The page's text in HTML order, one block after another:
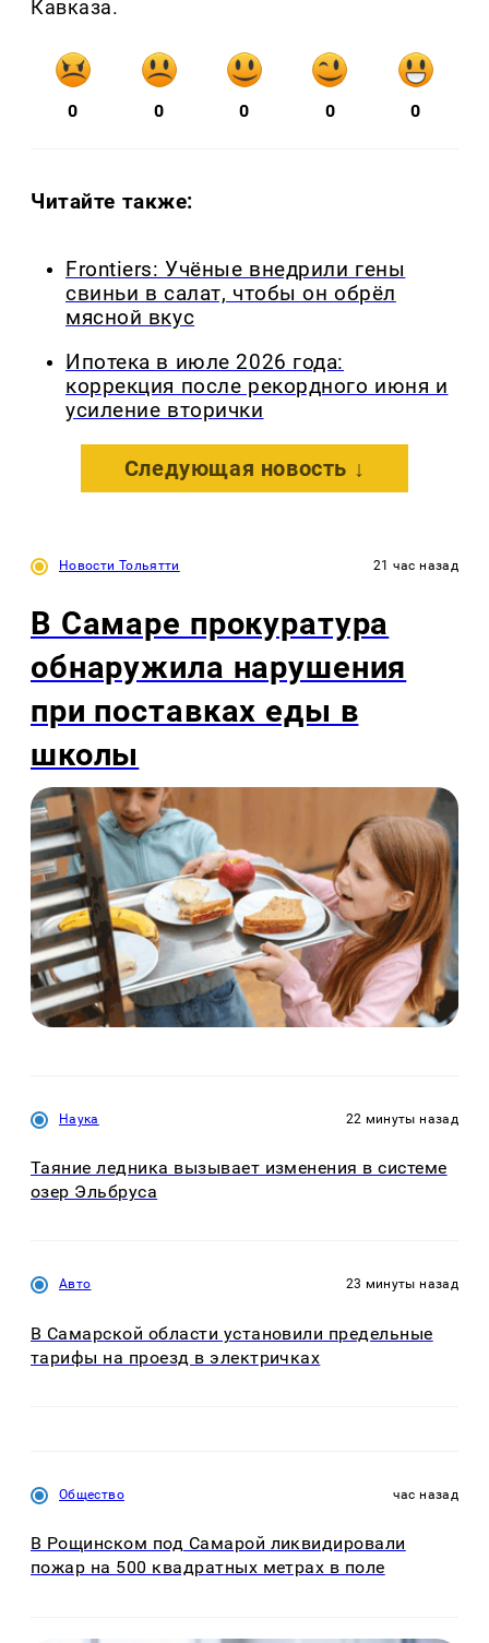
Кавказа.
0 0 0 0 0
Читайте также:
Frontiers: Учёные внедрили гены
свиньи в салат, чтобы он обрёл
мясной вкус
Ипотека в июле 2026 года:
коррекция после рекордного июня и
усиление вторички
Следующая новость ↓
Новости Тольятти 21 час назад
В Самаре прокуратура
обнаружила нарушения
при поставках еды в
школы
Наука 22 минуты назад
Таяние ледника вызывает изменения в системе
озер Эльбруса
Авто 23 минуты назад
В Самарской области установили предельные
тарифы на проезд в электричках
Общество час назад
В Рощинском под Самарой ликвидировали
пожар на 500 квадратных метрах в поле